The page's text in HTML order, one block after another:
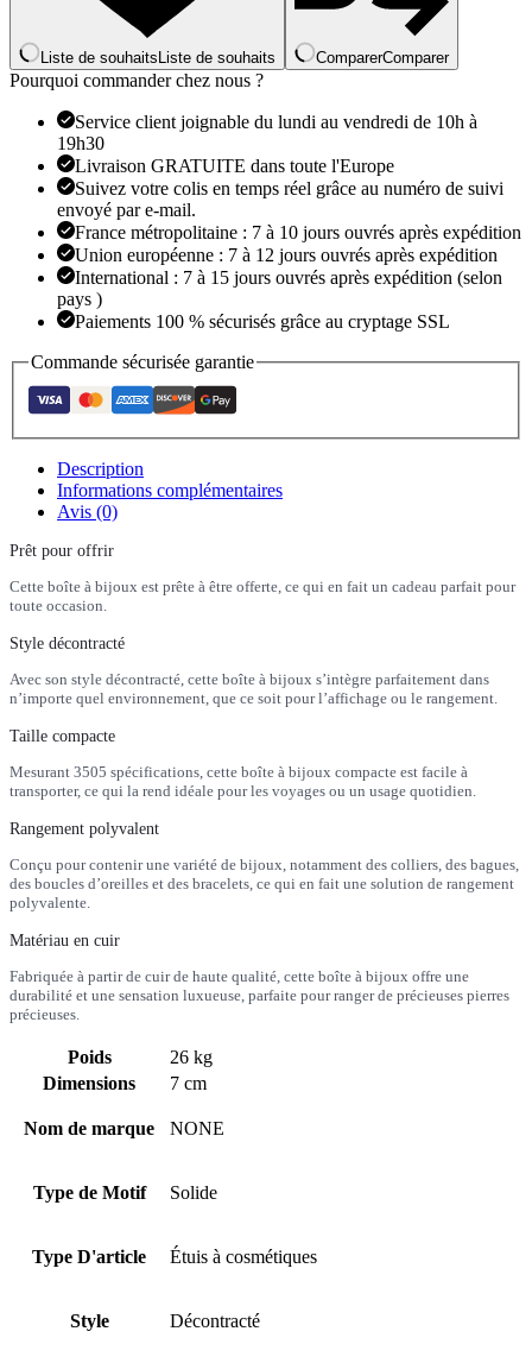
cuir
anti-
poussière,
Style
décontracté,
Surface
Liste de souhaits Liste de souhaits ComparerComparer
Pourquoi commander chez nous ?
Service client joignable du lundi au vendredi de 10h à
19h30
Livraison GRATUITE dans toute l'Europe
Suivez votre colis en temps réel grâce au numéro de suivi
envoyé par e-mail.
France métropolitaine : 7 à 10 jours ouvrés après expédition
Union européenne : 7 à 12 jours ouvrés après expédition
International : 7 à 15 jours ouvrés après expédition (selon
pays )
Paiements 100 % sécurisés grâce au cryptage SSL
Commande sécurisée garantie
Description
Informations complémentaires
Avis (0)
Prêt pour offrir
Cette boîte à bijoux est prête à être offerte, ce qui en fait un cadeau parfait pour
toute occasion.
Style décontracté
Avec son style décontracté, cette boîte à bijoux s’intègre parfaitement dans
n’importe quel environnement, que ce soit pour l’affichage ou le rangement.
Taille compacte
Mesurant 3505 spécifications, cette boîte à bijoux compacte est facile à
transporter, ce qui la rend idéale pour les voyages ou un usage quotidien.
Rangement polyvalent
Conçu pour contenir une variété de bijoux, notamment des colliers, des bagues,
des boucles d’oreilles et des bracelets, ce qui en fait une solution de rangement
polyvalente.
Matériau en cuir
Fabriquée à partir de cuir de haute qualité, cette boîte à bijoux offre une
durabilité et une sensation luxueuse, parfaite pour ranger de précieuses pierres
précieuses.
Poids
26 kg
Dimensions
7 cm
Nom de marque NONE
Type de Motif Solide
Type D'article Étuis à cosmétiques
Style Décontracté